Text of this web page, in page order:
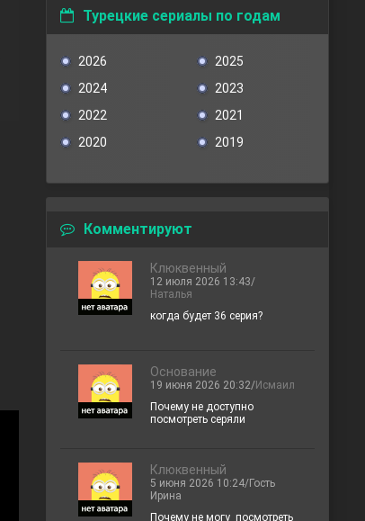
Турецкие сериалы по годам
2026
2025
2024
2023
2022
2021
2020
2019
Комментируют
Клюквенный
12 июля 2026 13:43/
Наталья
когда будет 36 серия?
Основание
19 июня 2026 20:32/Исмаил
Почему не доступно
посмотреть серяли
Клюквенный
5 июня 2026 10:24/Гость
Ирина
Почему не могу посмотреть